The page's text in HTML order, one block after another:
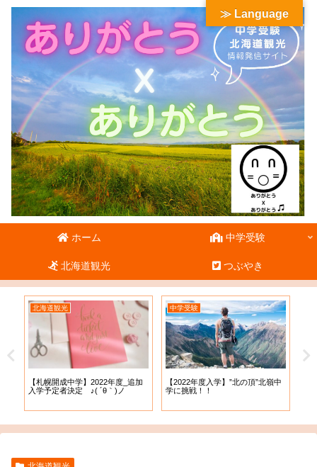
ホーム 中学受験
北海道観光 つぶやき
北海道観光
【札幌開成中学】2022年度_追加
入学予定者決定 ♪( ´θ｀)ノ
中学受験
【2022年度入学】”北の頂”北嶺中
学に挑戦！！
≫ Language